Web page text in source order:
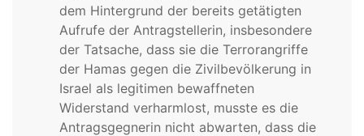
dem Hintergrund der bereits getätigten
Aufrufe der Antragstellerin, insbesondere
der Tatsache, dass sie die Terrorangriffe
der Hamas gegen die Zivilbevölkerung in
Israel als legitimen bewaffneten
Widerstand verharmlost, musste es die
Antragsgegnerin nicht abwarten, dass die